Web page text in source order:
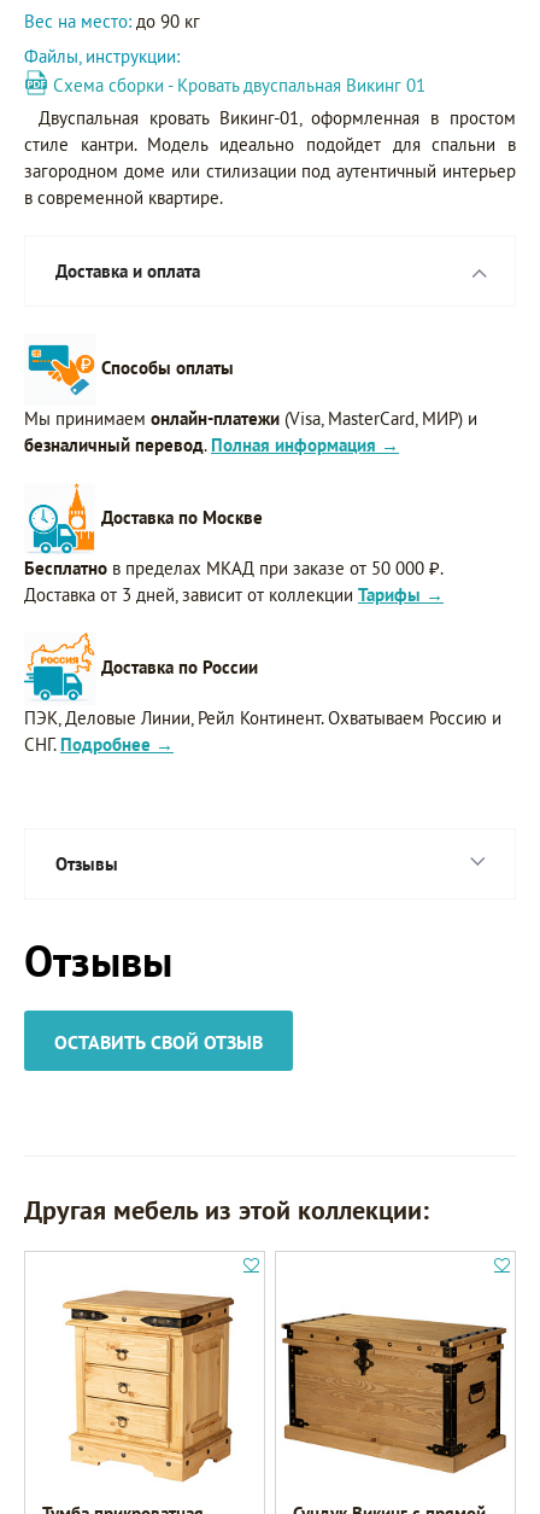
Вес на место: до 90 кг
Файлы, инструкции:
Схема сборки - Кровать двуспальная Викинг 01
Двуспальная кровать Викинг-01, оформленная в простом
стиле кантри. Модель идеально подойдет для спальни в
загородном доме или стилизации под аутентичный интерьер
в современной квартире.
Доставка и оплата
Способы оплаты
Мы принимаем онлайн-платежи (Visa, MasterCard, МИР) и
безналичный перевод. Полная информация →
Доставка по Москве
Бесплатно в пределах МКАД при заказе от 50 000 ₽.
Доставка от 3 дней, зависит от коллекции Тарифы →
Доставка по России
ПЭК, Деловые Линии, Рейл Континент. Охватываем Россию и
СНГ. Подробнее →
Отзывы
Отзывы
ОСТАВИТЬ СВОЙ ОТЗЫВ
Другая мебель из этой коллекции: